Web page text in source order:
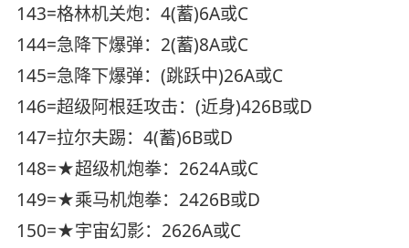
143=格林机关炮：4(蓄)6A或C
144=急降下爆弹：2(蓄)8A或C
145=急降下爆弹：(跳跃中)26A或C
146=超级阿根廷攻击：(近身)426B或D
147=拉尔夫踢：4(蓄)6B或D
148=★超级机炮拳：2624A或C
149=★乘马机炮拳：2426B或D
150=★宇宙幻影：2626A或C